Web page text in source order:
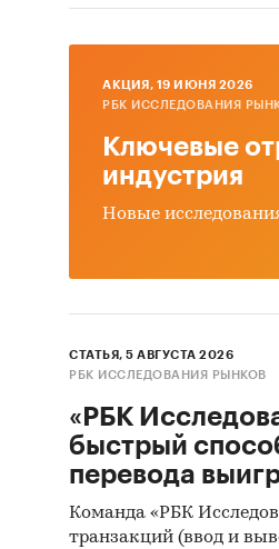
AКЦИЯ, 19 ИЮНЯ 2026
РБК ИССЛЕДОВАНИЯ
Ключевые
индустрия
Новые
СТАТЬЯ, 5 АВГУСТА 2026
РБК ИССЛЕДОВАНИЯ РЫНКОВ
«РБК
быстрый
перевода
Команда «РБК
транзакций (ввод и